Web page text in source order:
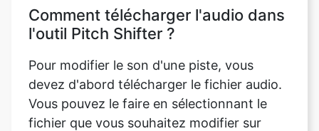
devez d'abord télécharger le fichier audio.
Vous pouvez le faire en sélectionnant le
fichier que vous souhaitez modifier sur
votre appareil.